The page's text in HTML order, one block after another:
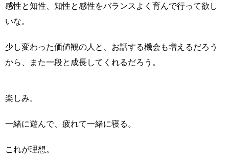
感性と知性、知性と感性をバランスよく育んで行って欲し
いな。
少し変わった価値観の人と、お話する機会も増えるだろう
から、また一段と成長してくれるだろう。
楽しみ。
一緒に遊んで、疲れて一緒に寝る。
これが理想。